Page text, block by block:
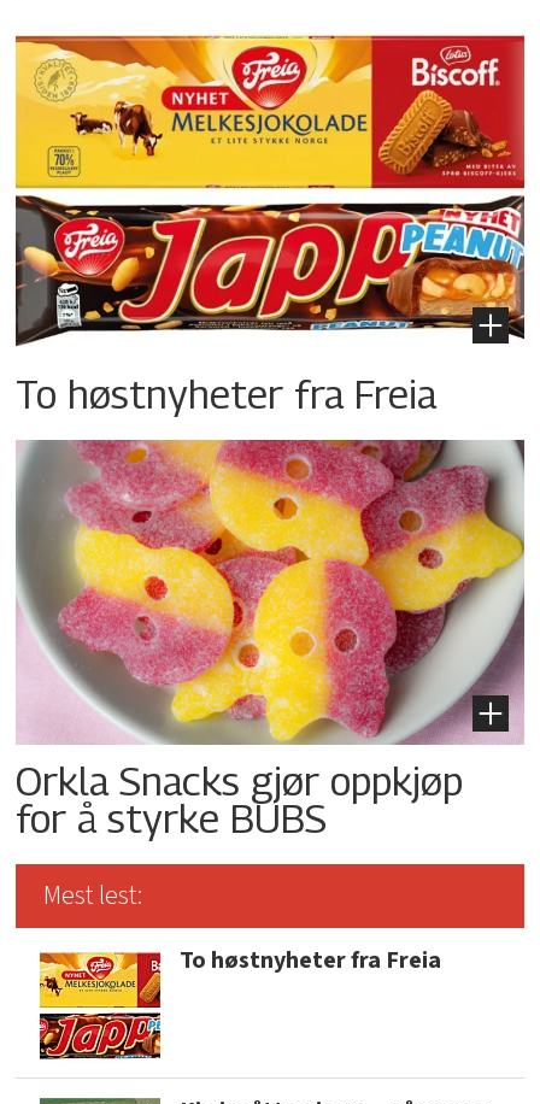
To høstnyheter fra Freia
Orkla Snacks gjør oppkjøp
for å styrke BUBS
Mest lest:
To høstnyheter fra Freia